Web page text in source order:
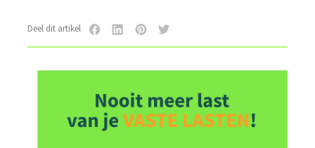
Deel dit artikel